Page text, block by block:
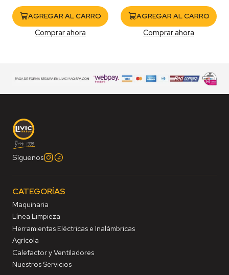
AGREGAR AL CARRO
Comprar ahora
AGREGAR AL CARRO
Comprar ahora
Síguenos
CATEGORÍAS
Maquinaria
Línea Limpieza
Herramientas Eléctricas e Inalámbricas
Agrícola
Calefactor y Ventiladores
Nuestros Servicios